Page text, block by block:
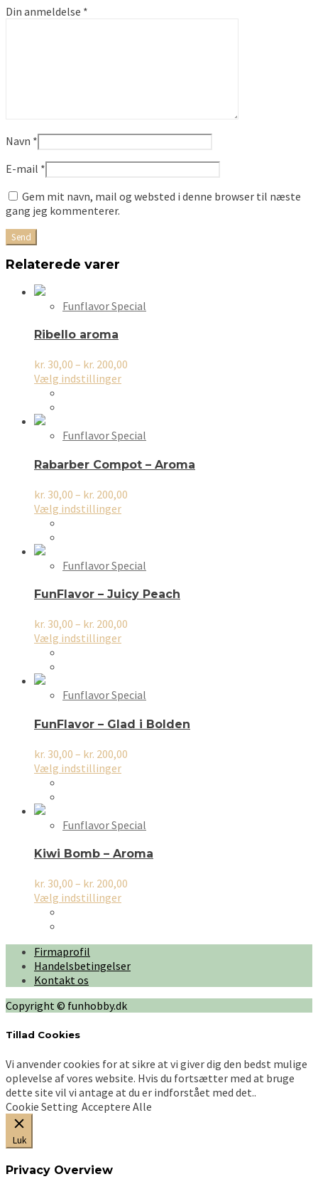
Din anmeldelse *
Navn *
E-mail *
Gem mit navn, mail og websted i denne browser til næste
gang jeg kommenterer.
Relaterede varer
Funflavor Special
Ribello aroma
kr. 30,00 – kr. 200,00
Vælg indstillingerDette
varianter.
kan
på
varesiden
Funflavor Special
Rabarber Compot – Aroma
kr. 30,00 – kr. 200,00
Vælg indstillingerDette
varianter.
kan
på
varesiden
Funflavor Special
FunFlavor – Juicy Peach
kr. 30,00 – kr. 200,00
Vælg indstillingerDette
varianter.
kan
på
varesiden
Funflavor Special
FunFlavor – Glad i Bolden
kr. 30,00 – kr. 200,00
Vælg indstillingerDette
varianter.
kan
på
varesiden
Funflavor Special
Kiwi Bomb – Aroma
kr. 30,00 – kr. 200,00
Vælg indstillingerDette
Mulighederne
vælges
på
Firmaprofil
Handelsbetingelser
Kontakt os
Copyright © funhobby.dk
Tillad Cookies
Vi anvender cookies for at sikre at vi giver dig den bedst mulige
oplevelse af vores website. Hvis du fortsætter med at bruge
dette site vil vi antage at du er indforstået med det..
Cookie Setting Acceptere Alle
Luk
Privacy Overview